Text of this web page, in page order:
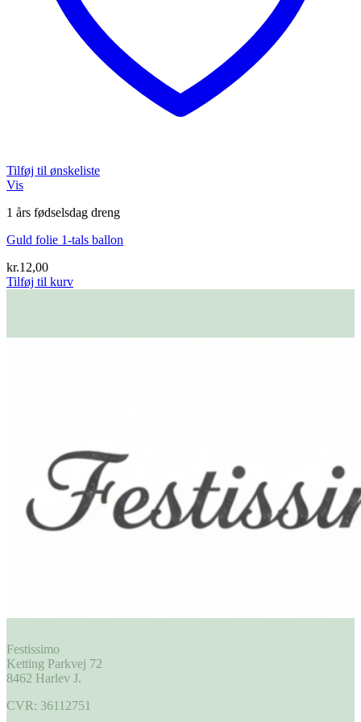
Tilføj til ønskeliste
Vis
1 års fødselsdag dreng
Guld folie 1-tals ballon
kr.12,00
Tilføj til kurv
Festissimo
Ketting Parkvej 72
8462 Harlev J.
CVR: 36112751